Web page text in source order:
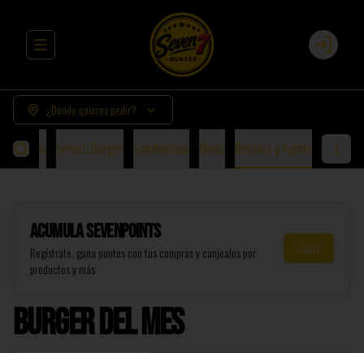
Abrir menu de navegación Login
¿Dónde quieres pedir?
Smash Burger Sandwiches Niños Bebidas y Aguas
AcumulaSevenPoints
Regístrate, gana puntos con tus compras y canjealos por
productos y más
Únete
Burger del Mes